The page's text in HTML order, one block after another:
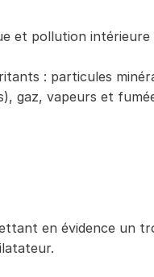
et pollution intérieure
: particules
gaz, vapeurs et
en évidence un